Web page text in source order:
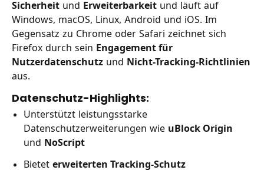
Sicherheit und Erweiterbarkeit und läuft auf
Windows, macOS, Linux, Android und iOS. Im
Gegensatz zu Chrome oder Safari zeichnet sich
Firefox durch sein Engagement für
Nutzerdatenschutz und Nicht-Tracking-Richtlinien
aus.
Datenschutz-Highlights:
Unterstützt leistungsstarke
Datenschutzerweiterungen wie uBlock Origin
und NoScript
Bietet erweiterten Tracking-Schutz